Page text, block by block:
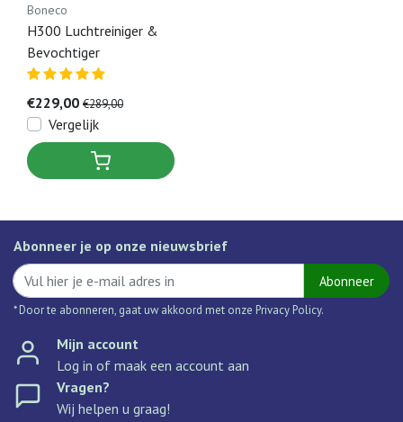
Boneco
H300 Luchtreiniger &
Bevochtiger
€229,00 €289,00
Vergelijk
Abonneer je op onze nieuwsbrief
Abonneer
* Door te abonneren, gaat uw akkoord met onze Privacy Policy.
Mijn account
Log in of maak een account aan
Vragen?
Wij helpen u graag!